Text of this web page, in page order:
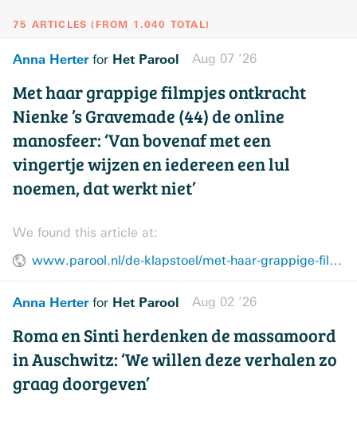
75 ARTICLES ( FROM 1.040 TOTAL)
Anna Herterfor Het Parool Aug 07 ’26
Met haar grappige filmpjes ontkracht
Nienke ’s Gravemade (44) de online
manosfeer: ‘Van bovenaf met een
vingertje wijzen en iedereen een lul
noemen, dat werkt niet’
We found this article at:
www.parool.nl/de-klapstoel/met-haar-grappige-filmpjes-ontkracht-nienke-s-gravemade-44-de-online-manosfeer-van-bovenaf-met-een-vingertje-wijzen-en-iedereen-een-lul-noemen-dat-werkt-niet~b4285fb5/
Anna Herterfor Het Parool Aug 02 ’26
Roma en Sinti herdenken de massamoord
in Auschwitz: ‘We willen deze verhalen zo
graag doorgeven’